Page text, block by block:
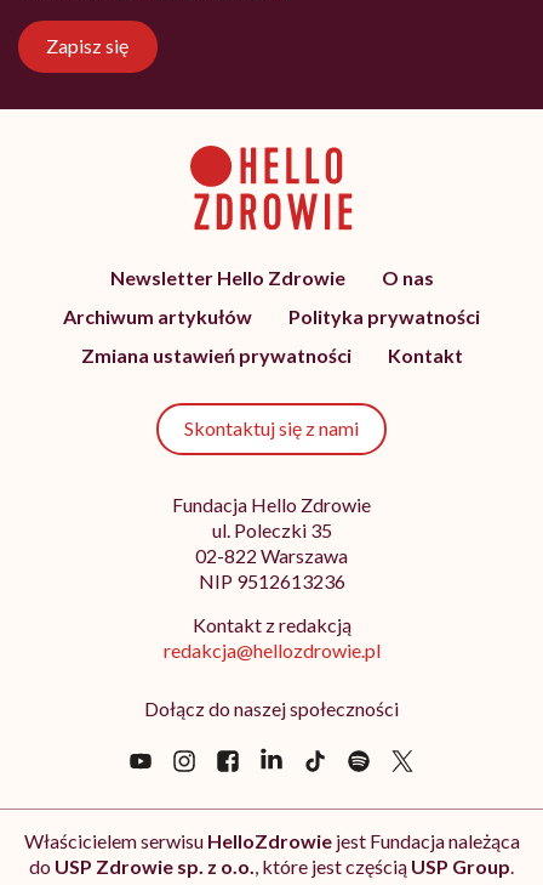
Zapisz się
Newsletter Hello Zdrowie
O nas
Archiwum artykułów
Polityka prywatności
Zmiana ustawień prywatności
Kontakt
Skontaktuj się z nami
Fundacja Hello Zdrowie
ul. Poleczki 35
02-822 Warszawa
NIP 9512613236
Kontakt z redakcją
redakcja@hellozdrowie.pl
Dołącz do naszej społeczności
Właścicielem serwisu HelloZdrowiejest Fundacja należąca
do USP Zdrowie sp. z o.o. , które jest częścią USP Group